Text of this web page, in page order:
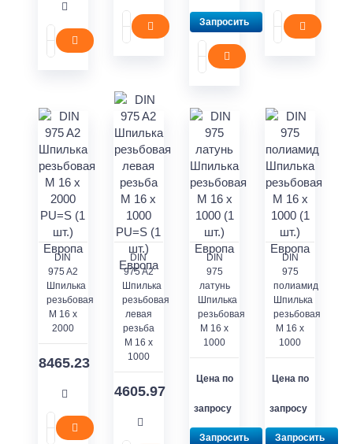
Запросить
DIN
975 A2
Шпилька
резьбовая
M 16 x
2000
8465.23
DIN
975 A2
Шпилька
резьбовая
левая
резьба
M 16 x
1000
4605.97
DIN
975
латунь
Шпилька
резьбовая
M 16 x
1000
Цена по
запросу
Запросить
DIN
975
полиамид
Шпилька
резьбовая
M 16 x
1000
Цена по
запросу
Запросить